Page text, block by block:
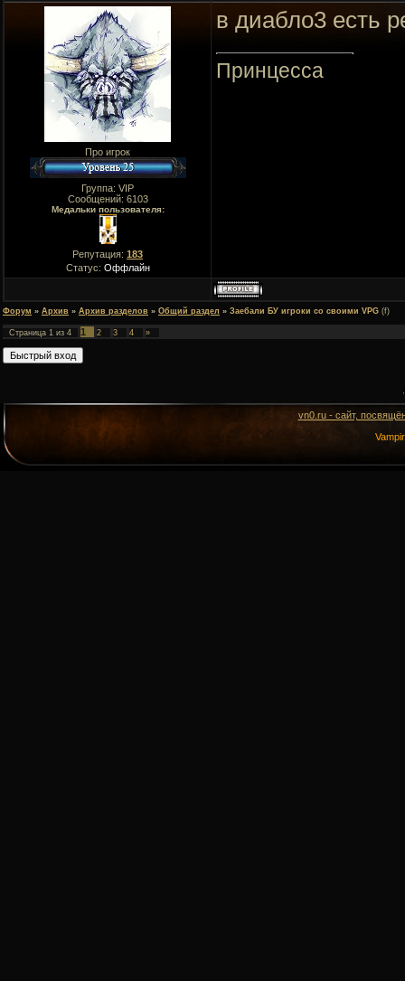
Про игрок
Группа: VIP
Сообщений: 6103
Медальки пользователя:
Репутация: 183
Статус: Оффлайн
в диабло3 есть
Принцесса
Форум » Архив » Архив разделов » Общий раздел » Заебали БУ игроки со своими VPG (f)
Страница 1 из 4 1 2 3 4 »
vn0.ru - сайт,